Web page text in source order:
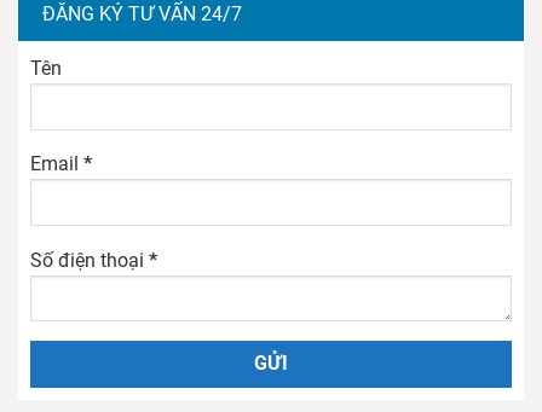
ĐĂNG KÝ TƯ VẤN 24/7
Tên
Email *
Số điện thoại *